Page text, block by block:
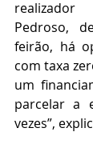
Pedroso,
feirão, há
com taxa
um
parcelar a
vezes”,